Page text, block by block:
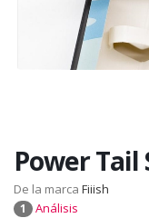
Power Tail
De la marca Fiiish
1 Análisis